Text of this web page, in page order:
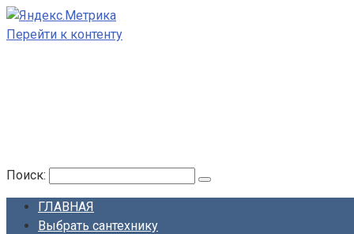
Перейти к контенту
Поиск:
ГЛАВНАЯ
Выбрать сантехнику